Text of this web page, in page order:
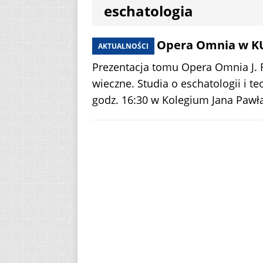
(Mt 14, 22-33)
Niedzielę zwykłą
[ 7 sierpnia 2026 ]
eschatologia
AKTUALNOŚCI
Nowy Tom Opera Omnia w
Prezentacja tomu Opera Omnia
wieczne. Studia o eschatologii i
godz. 16:30 w Kolegium Jana